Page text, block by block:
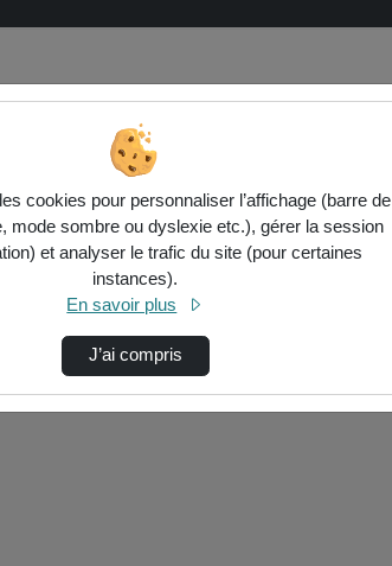
Vérifiez les options pour ajuster les résultats.
cookies pour personnaliser l’affichage (barre de
mode sombre ou dyslexie etc.), gérer la session
et analyser le trafic du site (pour certaines
instances).
En savoir plus
J’ai compris